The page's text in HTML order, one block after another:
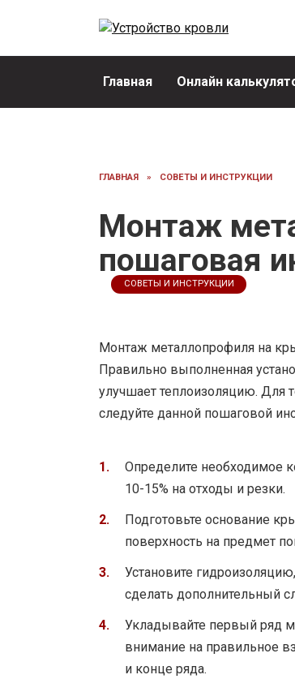
Главная Онлайн
ГЛАВНАЯ » СОВЕТЫ И ИНСТРУКЦИИ
Монтаж
пошаговая
СОВЕТЫ И ИНСТРУКЦИИ
Монтаж металлопрофиля на
Правильно выполненная
улучшает теплоизоляцию. Для
следуйте данной пошаговой
Определите необходимое
10-15% на отходы и резки.
Подготовьте основание
поверхность на предмет
Установите
сделать дополнительный
Укладывайте первый ряд
внимание на правильное
и конце ряда.